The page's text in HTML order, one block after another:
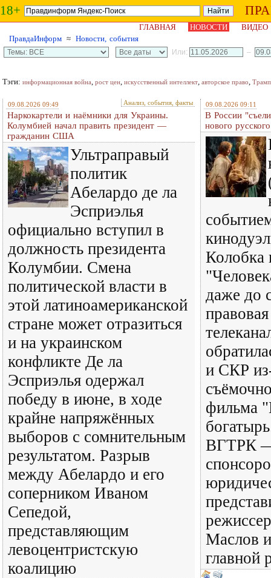
18+
ГЛАВНАЯ НОВОСТИ
ВИДЕО
ПравдаИнформ ≈ Новости, события
Или: –
Тэги: информационная война, рост цен, искусственный интеллект, авторское право, Трамп
09.08.2026 09:49 Анализ, события, факты
Наркокартели и наёмники для Украины.
Колумбией начал править президент —
гражданин США
Ультраправый
политик
Абелардо де ла
Эсприэлья
официально вступил в
должность президента
Колумбии. Смена
политической власти в
этой латиноамериканской
стране может отразиться
и на украинском
конфликте Де ла
Эсприэлья одержал
победу в июне, в ходе
крайне напряжённых
выборов с сомнительным
результатом. Разрыв
между Абелардо и его
соперником Иваном
Сепедой,
представляющим
левоцентристскую
коалицию
09.08.2026 09:11
В России
нового
Колобка
даже до
и СКР
фильма
ВГТРК
Маслов
главной